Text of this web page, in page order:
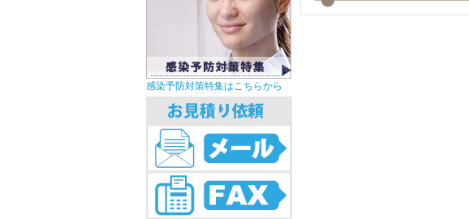
感染予防対策特集はこちらから